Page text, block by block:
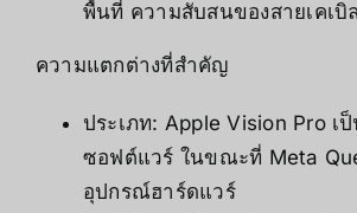
พื้นที่ ความสับสนของสายเคเบิล
ความแตกต่างที่สำคัญ
ประเภท: Apple Vision Pro เ
ซอฟต์แวร์ ในขณะที่ Meta
อุปกรณ์ฮาร์ดแวร์